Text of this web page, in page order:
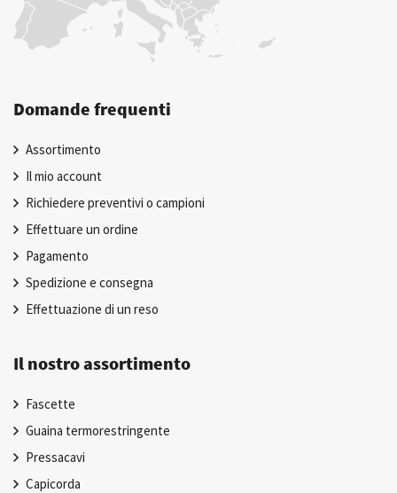
Domande frequenti
Assortimento
Il mio account
Richiedere preventivi o campioni
Effettuare un ordine
Pagamento
Spedizione e consegna
Effettuazione di un reso
Il nostro assortimento
Fascette
Guaina termorestringente
Pressacavi
Capicorda